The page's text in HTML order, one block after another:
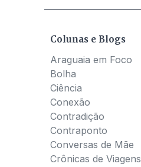
Colunas e Blogs
Araguaia em Foco
Bolha
Ciência
Conexão
Contradição
Contraponto
Conversas de Mãe
Crônicas de Viagens